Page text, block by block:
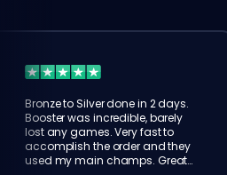
Bronze to Silver done in 2 days.
Booster was incredible, barely
lost any games. Very fast to
accomplish the order and they
used my main champs. Great